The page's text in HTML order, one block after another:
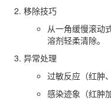
移除技巧
从一角缓慢滚动
溶剂轻柔清除。
异常处理
过敏反应（红肿
感染迹象（红肿